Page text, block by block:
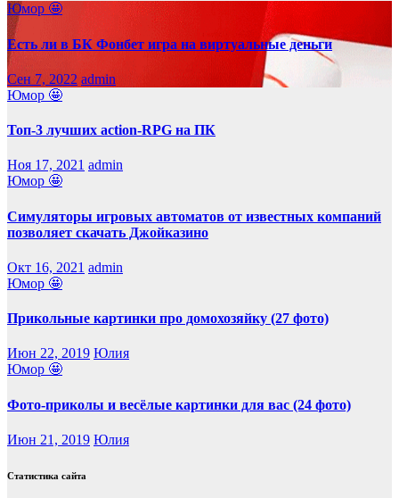
Юмор 🤩
Есть ли в БК Фонбет игра на виртуальные деньги
Сен 7, 2022 admin
Юмор 🤩
Топ-3 лучших action-RPG на ПК
Ноя 17, 2021 admin
Юмор 🤩
Симуляторы игровых автоматов от известных компаний
позволяет скачать Джойказино
Окт 16, 2021 admin
Юмор 🤩
Прикольные картинки про домохозяйку (27 фото)
Июн 22, 2019 Юлия
Юмор 🤩
Фото-приколы и весёлые картинки для вас (24 фото)
Июн 21, 2019 Юлия
Статистика сайта